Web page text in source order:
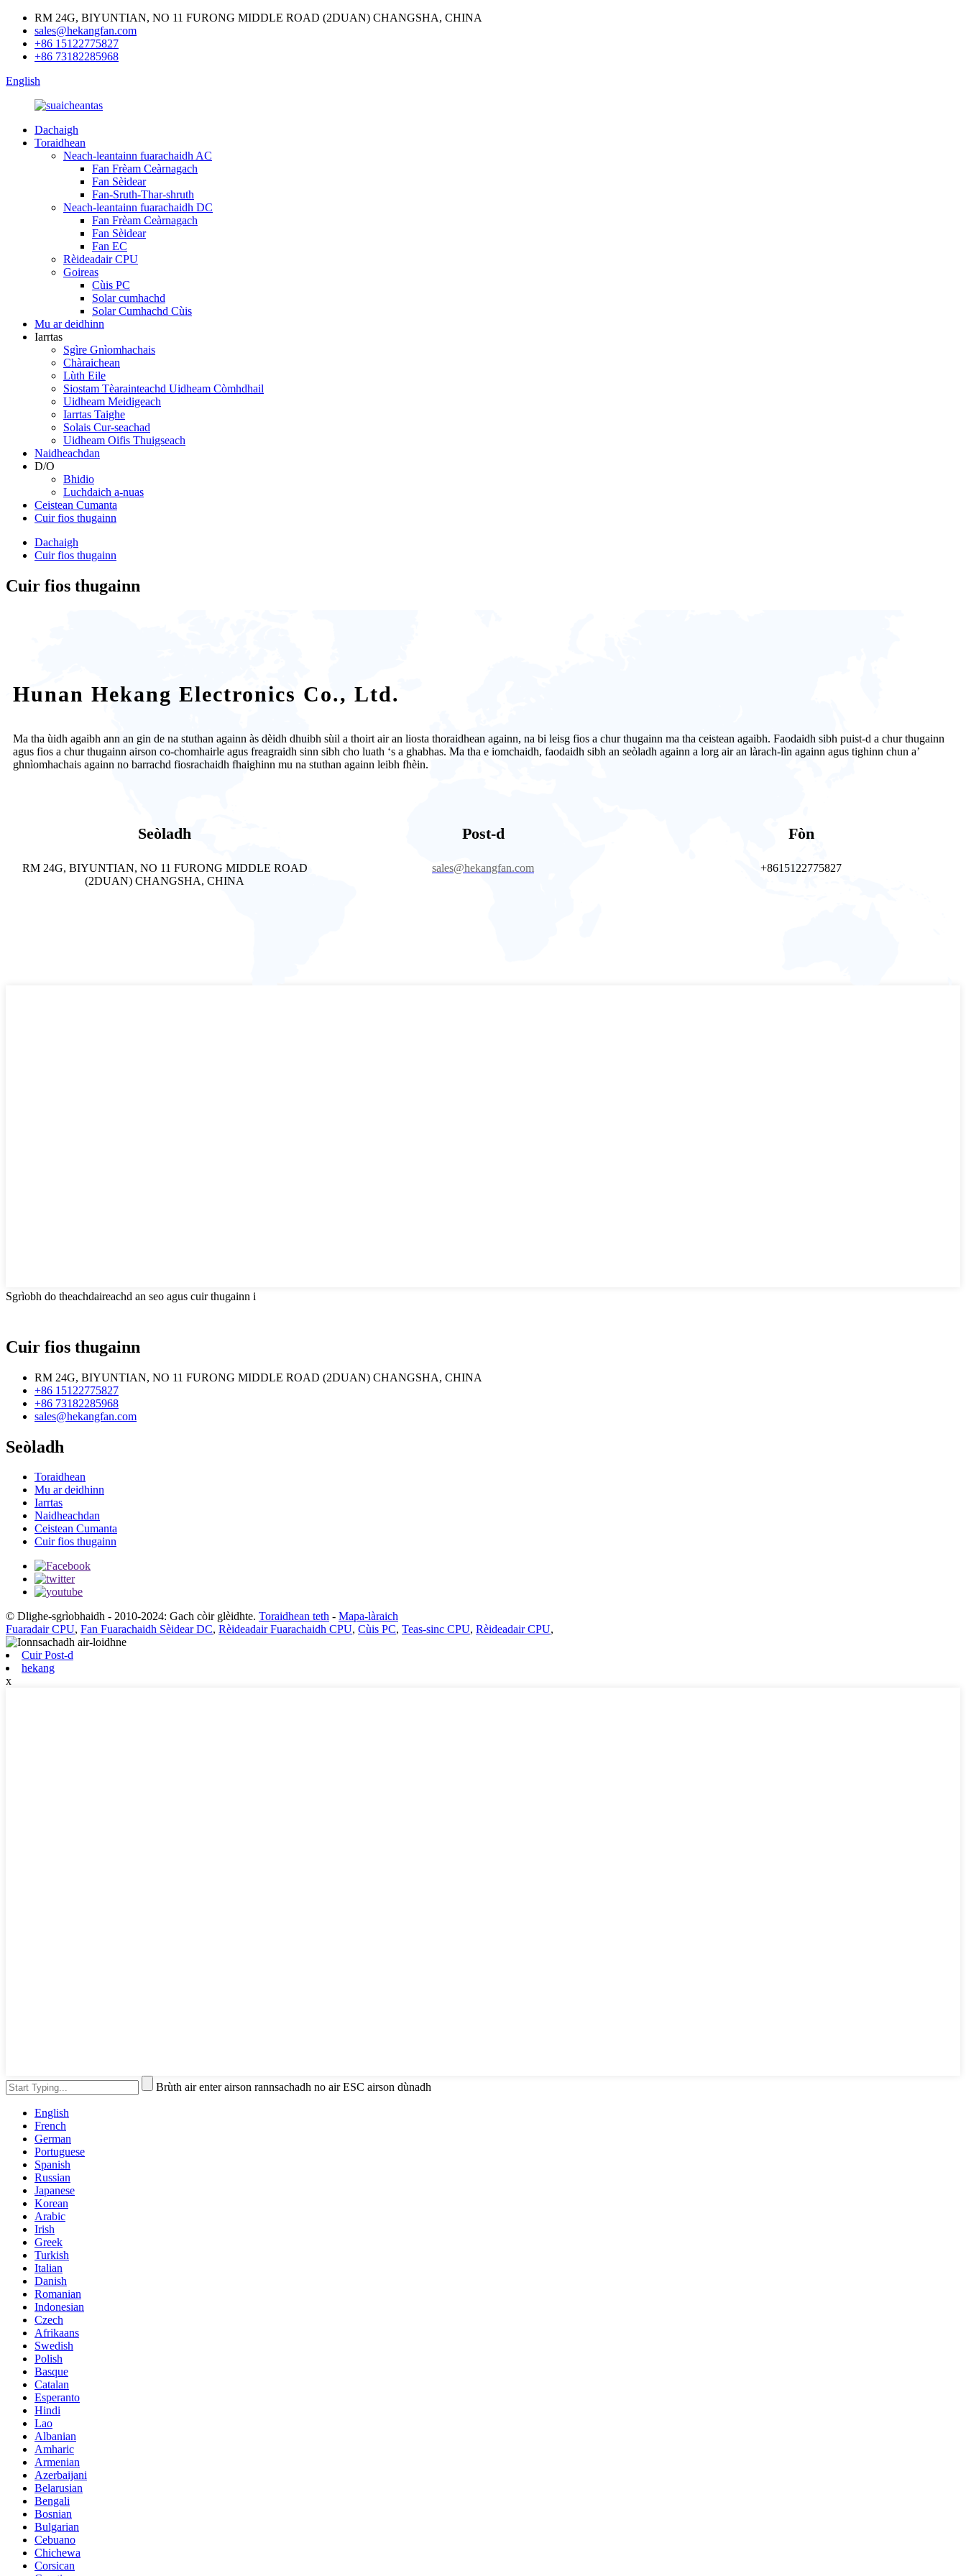
RM 24G, BIYUNTIAN, NO 11 FURONG MIDDLE ROAD (2DUAN) CHANGSHA, CHINA
sales@hekangfan.com
+86 15122775827
+86 73182285968
English
Dachaigh
Toraidhean
Neach-leantainn fuarachaidh AC
Fan Frèam Ceàrnagach
Fan Sèidear
Fan-Sruth-Thar-shruth
Neach-leantainn fuarachaidh DC
Fan Frèam Ceàrnagach
Fan Sèidear
Fan EC
Rèideadair CPU
Goireas
Cùis PC
Solar cumhachd
Solar Cumhachd Cùis
Mu ar deidhinn
Iarrtas
Sgìre Gnìomhachais
Chàraichean
Lùth Eile
Siostam Tèarainteachd Uidheam Còmhdhail
Uidheam Meidigeach
Iarrtas Taighe
Solais Cur-seachad
Uidheam Oifis Thuigseach
Naidheachdan
D/O
Bhidio
Luchdaich a-nuas
Ceistean Cumanta
Cuir fios thugainn
Dachaigh
Cuir fios thugainn
Cuir fios thugainn
Hunan Hekang Electronics Co., Ltd.
Ma tha ùidh agaibh ann an gin de na stuthan againn às dèidh dhuibh sùil a thoirt air an liosta thoraidhean againn, na bi leisg fios a chur thugainn ma tha ceistean agaibh. Faodaidh sibh puist-d a chur thugainn
agus fios a chur thugainn airson co-chomhairle agus freagraidh sinn sibh cho luath ‘s a ghabhas. Ma tha e iomchaidh, faodaidh sibh an seòladh againn a lorg air an làrach-lìn againn agus tighinn chun a’
ghnìomhachais againn no barrachd fiosrachaidh fhaighinn mu na stuthan againn leibh fhèin.
Seòladh
RM 24G, BIYUNTIAN, NO 11 FURONG MIDDLE ROAD
(2DUAN) CHANGSHA, CHINA
Post-d
sales@hekangfan.com
Fòn
+8615122775827
Sgrìobh do theachdaireachd an seo agus cuir thugainn i
Cuir fios thugainn
RM 24G, BIYUNTIAN, NO 11 FURONG MIDDLE ROAD (2DUAN) CHANGSHA, CHINA
+86 15122775827
+86 73182285968
sales@hekangfan.com
Seòladh
Toraidhean
Mu ar deidhinn
Iarrtas
Naidheachdan
Ceistean Cumanta
Cuir fios thugainn
© Dlighe-sgrìobhaidh - 2010-2024: Gach còir glèidhte. Toraidhean teth - Mapa-làraich
Fuaradair CPU, Fan Fuarachaidh Sèidear DC, Rèideadair Fuarachaidh CPU, Cùis PC, Teas-sinc CPU, Rèideadair CPU,
Cuir Post-d
hekang
x
Brùth air enter airson rannsachadh no air ESC airson dùnadh
English
French
German
Portuguese
Spanish
Russian
Japanese
Korean
Arabic
Irish
Greek
Turkish
Italian
Danish
Romanian
Indonesian
Czech
Afrikaans
Swedish
Polish
Basque
Catalan
Esperanto
Hindi
Lao
Albanian
Amharic
Armenian
Azerbaijani
Belarusian
Bengali
Bosnian
Bulgarian
Cebuano
Chichewa
Corsican